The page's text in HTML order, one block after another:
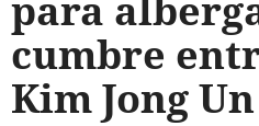
cumbre
Kim Jong Un